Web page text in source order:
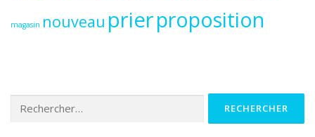
magasin nouveau prierproposition